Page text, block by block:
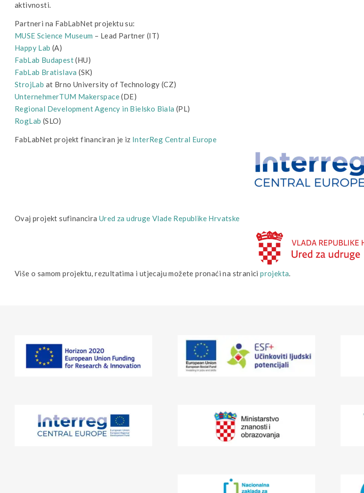
aktivnosti.
Partneri na FabLabNet projektu su:
MUSE Science Museum – Lead Partner (IT)
Happy Lab(A)
FabLab Budapest(HU)
FabLab Bratislava(SK)
StrojLab at Brno University of Technology (CZ)
UnternehmerTUM Makerspace(DE)
Regional Development Agency in Bielsko Biala (PL)
RogLab (SLO)
FabLabNet projekt financiran je iz InterReg Central Europe
Ovaj projekt sufinancira Ured za udruge Vlade Republike Hrvatske
Više o samom projektu, rezultatima i utjecaju možete pronaći na straniciprojekta.